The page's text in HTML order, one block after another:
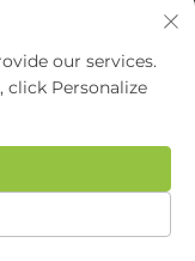
our services.
click Personalize